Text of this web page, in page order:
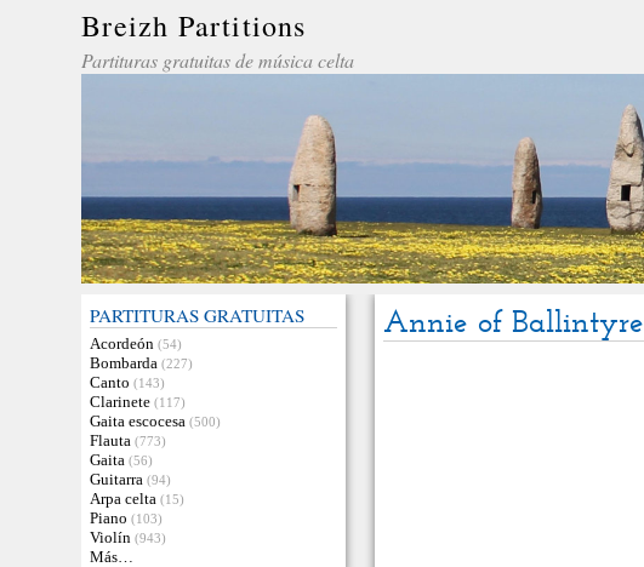
Breizh Partitions
Partituras gratuitas de música celta
PARTITURAS GRATUITAS
Acordeón (54)
Bombarda (227)
Canto (143)
Clarinete (117)
Gaita escocesa (500)
Flauta (773)
Gaita (56)
Guitarra (94)
Arpa celta (15)
Piano (103)
Violín (943)
Más…
Annie of Ballintyre